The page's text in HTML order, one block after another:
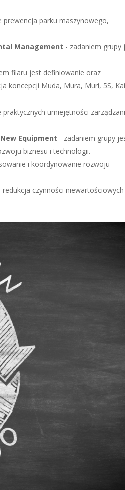
prewencja parku maszynowego,
Management - zadaniem grupy
filaru jest definiowanie oraz
koncepcji Muda, Mura, Muri, 5S,
umiejętności
Equipment - zadaniem grupy
biznesu i technologii.
i koordynowanie rozwoju
czynności